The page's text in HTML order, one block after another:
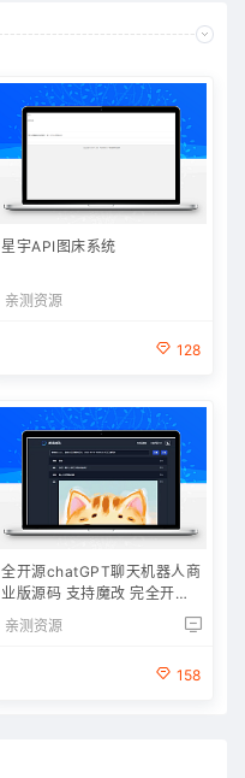
星宇API图床系统
亲测资源
128
全开源chatGPT聊天机器人商
业版源码 支持魔改 完全开放
源代码
亲测资源
158